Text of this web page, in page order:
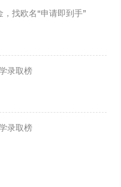
找欧名“申请即到手”
录取榜
录取榜